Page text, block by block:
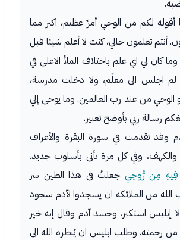
لكم من الوحي أمرٌ عظيم، اكبر مما
أنتم تعلمون حالي، كنت لا أعلم شيئا قبل
وما كان لي اي علم باختلاف الملأ الاعلى في
لم اجلس الى معلّم، ولا دخلت مدرسة،
من عند رب العالمين. وما يوحى إلي
رسالة ربي بأوضح تعبير.
وقد تقدمت في سورة البقرة والأعراف
والكهف، وفي كل مرة تأتي بأسلوب جديد.
مِن رُّوحِي جعلتُ في هذا الطين سر
الله من الملائكة ان يسجدوا لآدم سجود
إبليس استكبر، وحسد آدم وقال إنه خير
من رحمته. وطلب ابليس ان يُنظره الله الى